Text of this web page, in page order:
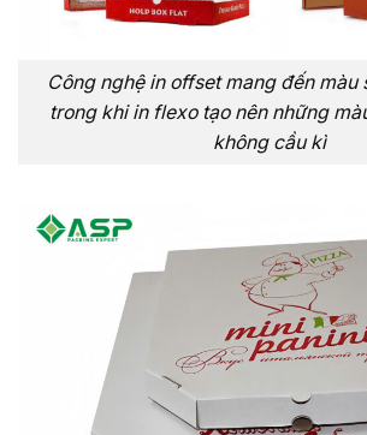
Công nghệ in offset mang đến màu
trong khi in flexo tạo nên những
không cầu kì